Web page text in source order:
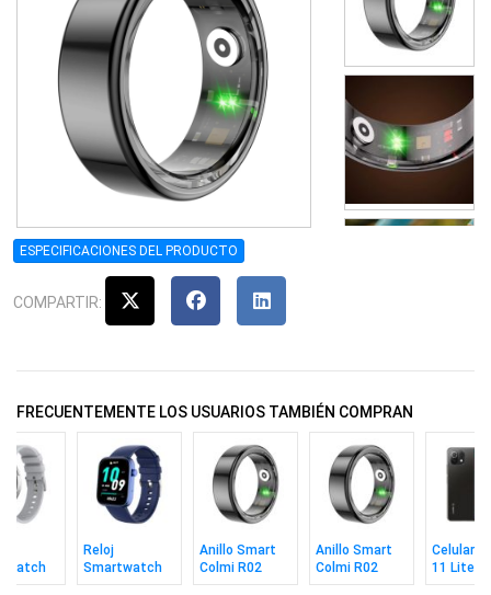
ESPECIFICACIONES DEL PRODUCTO
COMPARTIR:
FRECUENTEMENTE LOS USUARIOS TAMBIÉN COMPRAN
I28 Ultra
Reloj
Smartwatch
Colmi P71
Anillo Smart
Colmi R02
Black Talle 11
Anillo Smart
Colmi R02
Black Talle 8
Celular
11 Lite
8/128gb